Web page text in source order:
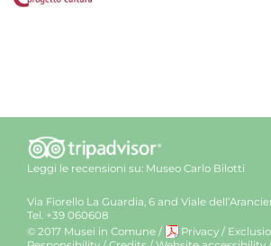
Leggi le recensioni su: Museo Carlo Bilotti
Via Fiorello La Guardia, 6 and Viale
Tel. +39 060608
© 2017 Musei in Comune / Privacy /